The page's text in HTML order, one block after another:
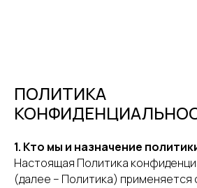
ПОЛИТИКА
1. Кто мы и назначение
Настоящая Политика
(далее – Политика)